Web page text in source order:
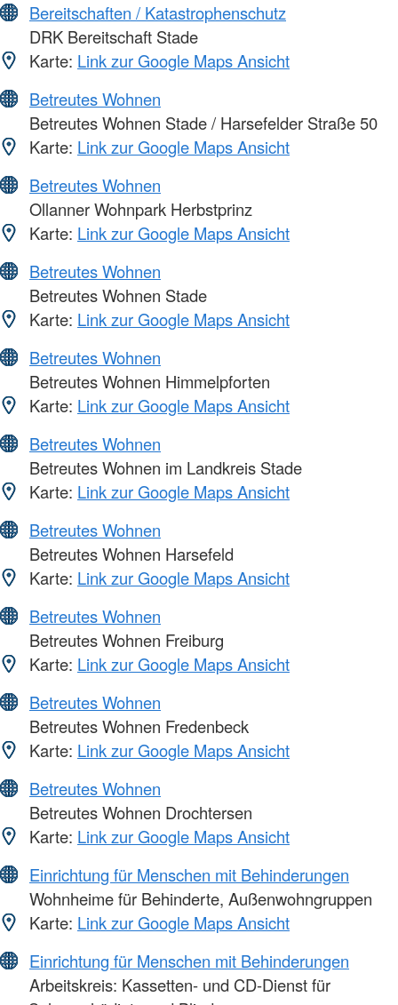
Bereitschaften / Katastrophenschutz
DRK Bereitschaft Stade
Karte: Link zur Google Maps Ansicht
Betreutes Wohnen
Betreutes Wohnen Stade / Harsefelder Straße 50
Karte: Link zur Google Maps Ansicht
Betreutes Wohnen
Ollanner Wohnpark Herbstprinz
Karte: Link zur Google Maps Ansicht
Betreutes Wohnen
Betreutes Wohnen Stade
Karte: Link zur Google Maps Ansicht
Betreutes Wohnen
Betreutes Wohnen Himmelpforten
Karte: Link zur Google Maps Ansicht
Betreutes Wohnen
Betreutes Wohnen im Landkreis Stade
Karte: Link zur Google Maps Ansicht
Betreutes Wohnen
Betreutes Wohnen Harsefeld
Karte: Link zur Google Maps Ansicht
Betreutes Wohnen
Betreutes Wohnen Freiburg
Karte: Link zur Google Maps Ansicht
Betreutes Wohnen
Betreutes Wohnen Fredenbeck
Karte: Link zur Google Maps Ansicht
Betreutes Wohnen
Betreutes Wohnen Drochtersen
Karte: Link zur Google Maps Ansicht
Einrichtung für Menschen mit Behinderungen
Wohnheime für Behinderte, Außenwohngruppen
Karte: Link zur Google Maps Ansicht
Einrichtung für Menschen mit Behinderungen
Arbeitskreis: Kassetten- und CD-Dienst für